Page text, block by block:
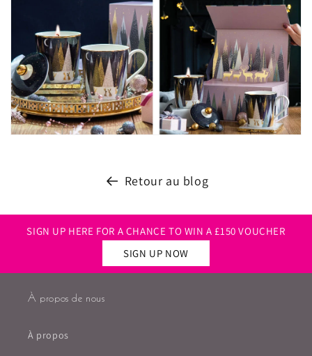
Retour au blog
SIGN UP HERE FOR A CHANCE TO WIN A £150 VOUCHER
SIGN UP NOW
À propos de nous
À propos